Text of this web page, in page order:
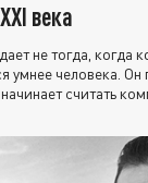
века
не тогда, когда
умнее человека.
считать